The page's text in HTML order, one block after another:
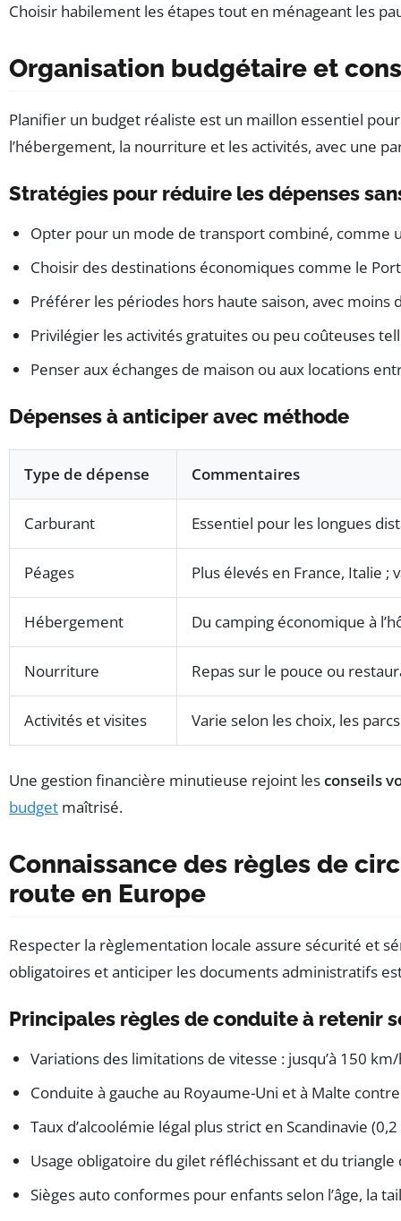
Choisir habilement les étapes tout en ménageant les
Organisation budgétaire et
Planifier un budget réaliste est un maillon essentiel
l’hébergement, la nourriture et les activités, avec une
Stratégies pour réduire les dépenses
Opter pour un mode de transport combiné, comme
Choisir des destinations économiques comme le
Préférer les périodes hors haute saison, avec
Privilégier les activités gratuites ou peu coûteuses
Penser aux échanges de maison ou aux locations
Dépenses à anticiper avec méthode
Type de dépense Commentaires
Carburant Essentiel pour les longues
Péages Plus élevés en France, Italie ;
Hébergement Du camping économique à
Nourriture Repas sur le pouce ou
Activités et visites Varie selon les choix, les
Une gestion financière minutieuse rejoint lesconseils
budget maîtrisé.
Connaissance des règles de
route en Europe
Respecter la règlementation locale assure sécurité et
obligatoires et anticiper les documents administratifs
Principales règles de conduite à retenir
Variations des limitations de vitesse : jusqu’à 150
Conduite à gauche au Royaume-Uni et à Malte
Taux d’alcoolémie légal plus strict en Scandinavie
Usage obligatoire du gilet réfléchissant et du
Sièges auto conformes pour enfants selon l’âge, la